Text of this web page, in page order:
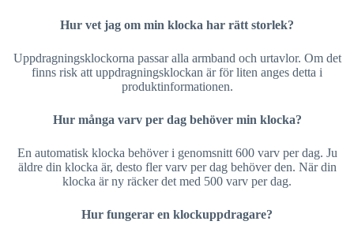
Hur vet jag om min klocka har rätt storlek?
Uppdragningsklockorna passar alla armband och urtavlor. Om det
finns risk att uppdragningsklockan är för liten anges detta i
produktinformationen.
Hur många varv per dag behöver min klocka?
En automatisk klocka behöver i genomsnitt 600 varv per dag. Ju
äldre din klocka är, desto fler varv per dag behöver den. När din
klocka är ny räcker det med 500 varv per dag.
Hur fungerar en klockuppdragare?